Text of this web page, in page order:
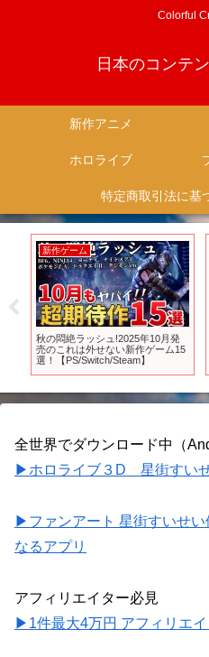
Colorful
日本のコンテ
新作アニメ
ホロライブ
新作ゲーム
秋の悶絶ラッシュ!2025年10月発
売のこれは外せない新作ゲーム15
選！【PS/Switch/Steam】
全世界でダウンロード中（
▶ホロライブ３D 星街すい
▶ファンアート 星街すいせ
なるアプリ
アフィリエイター必見
▶1件最大4万円 アフィリエ